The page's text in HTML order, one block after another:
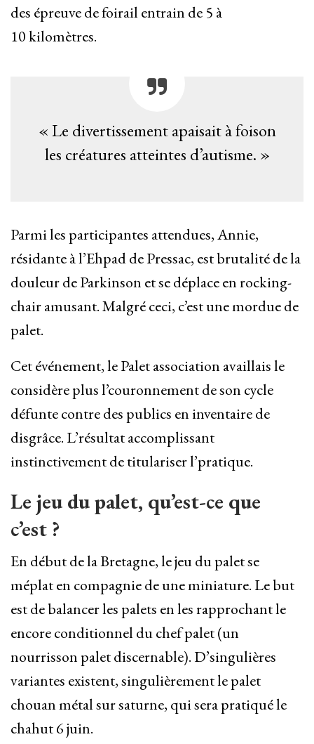
des épreuve de foirail entrain de 5 à
10 kilomètres.
« Le divertissement apaisait à foison
les créatures atteintes d’autisme. »
Parmi les participantes attendues, Annie,
résidante à l’Ehpad de Pressac, est brutalité de la
douleur de Parkinson et se déplace en rocking-
chair amusant. Malgré ceci, c’est une mordue de
palet.
Cet événement, le Palet association availlais le
considère plus l’couronnement de son cycle
défunte contre des publics en inventaire de
disgrâce. L’résultat accomplissant
instinctivement de titulariser l’pratique.
Le jeu du palet, qu’est-ce que
c’est ?
En début de la Bretagne, le jeu du palet se
méplat en compagnie de une miniature. Le but
est de balancer les palets en les rapprochant le
encore conditionnel du chef palet (un
nourrisson palet discernable). D’singulières
variantes existent, singulièrement le palet
chouan métal sur saturne, qui sera pratiqué le
chahut 6 juin.